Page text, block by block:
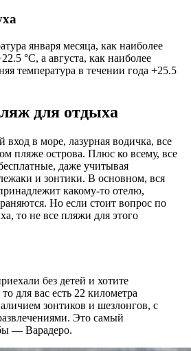
января месяца, как наиболее
°C, а августа, как наиболее
температура в течении года +25.5
для отдыха
в море, лазурная водичка, все
пляже острова. Плюс ко всему, все
даже учитывая
и зонтики. В основном, вся
какому-то отелю,
Но если стоит вопрос по
то не все пляжи для этого
без детей и хотите
для вас есть 22 километра
зонтиков и шезлонгов, с
Это самый
— Варадеро.